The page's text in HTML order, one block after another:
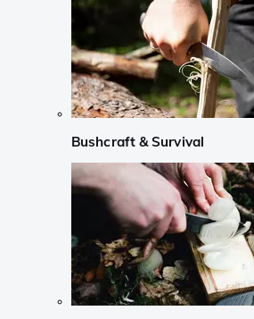
Bushcraft & Survival